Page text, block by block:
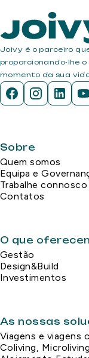
Joivy é o parceiro
proporcionando-lhe
momento da sua
Sobre
Quem somos
Equipa e
Trabalhe connosco
Contatos
O que
Gestão
Design&Build
Investimentos
As nossas
Viagens e viagens
Coliving,